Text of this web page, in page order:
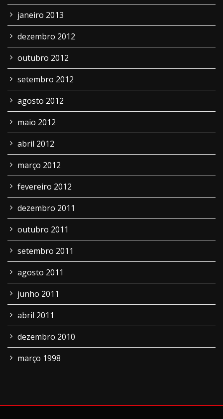
janeiro 2013
dezembro 2012
outubro 2012
setembro 2012
agosto 2012
maio 2012
abril 2012
março 2012
fevereiro 2012
dezembro 2011
outubro 2011
setembro 2011
agosto 2011
junho 2011
abril 2011
dezembro 2010
março 1998